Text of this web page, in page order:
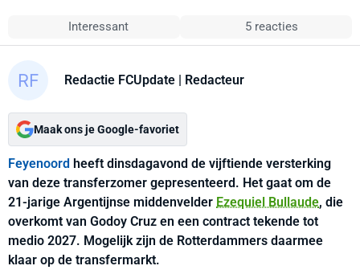
Interessant 5 reacties
Redactie FCUpdate | Redacteur
Maak ons je Google-favoriet
Feyenoord heeft dinsdagavond de vijftiende versterking
van deze transferzomer gepresenteerd. Het gaat om de
21-jarige Argentijnse middenvelder Ezequiel Bullaude, die
overkomt van Godoy Cruz en een contract tekende tot
medio 2027. Mogelijk zijn de Rotterdammers daarmee
klaar op de transfermarkt.